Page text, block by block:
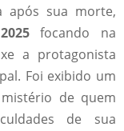
após sua morte,
focando na
a protagonista
Foi exibido um
de quem
de sua